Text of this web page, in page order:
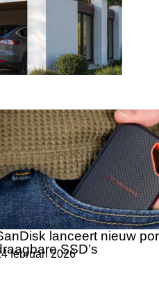
lanceert nieuw
SSD’s
februari 2026